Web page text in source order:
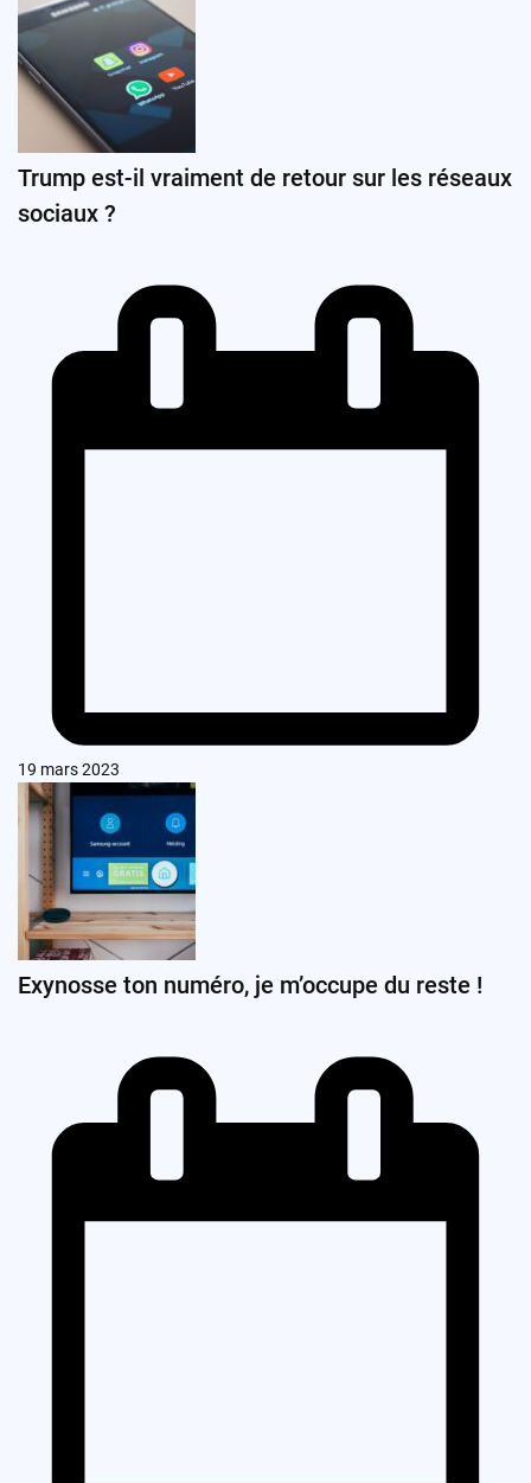
Trump est-il vraiment de retour sur les réseaux
sociaux ?
19 mars 2023
Exynosse ton numéro, je m’occupe du reste !